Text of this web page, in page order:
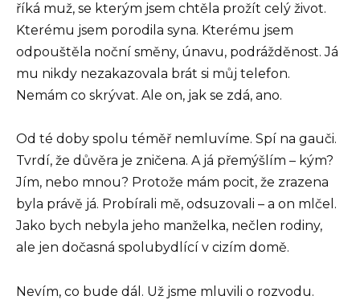
říká muž, se kterým jsem chtěla prožít celý život.
Kterému jsem porodila syna. Kterému jsem
odpouštěla noční směny, únavu, podrážděnost. Já
mu nikdy nezakazovala brát si můj telefon.
Nemám co skrývat. Ale on, jak se zdá, ano.
Od té doby spolu téměř nemluvíme. Spí na gauči.
Tvrdí, že důvěra je zničena. A já přemýšlím – kým?
Jím, nebo mnou? Protože mám pocit, že zrazena
byla právě já. Probírali mě, odsuzovali – a on mlčel.
Jako bych nebyla jeho manželka, nečlen rodiny,
ale jen dočasná spolubydlící v cizím domě.
Nevím, co bude dál. Už jsme mluvili o rozvodu.